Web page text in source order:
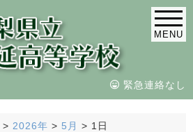
MENU
緊急連絡なし
> 2026年 > 5月 > 1日